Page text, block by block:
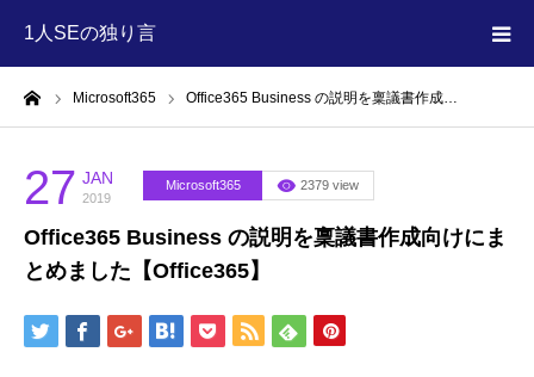
1人SEの独り言
Microsoft365 Office365 Business の説明を稟議書作成…
27 JAN
2019
Microsoft365 2379 view
Office365 Business の説明を稟議書作成向けにま
とめました【Office365】
HOME
MEGA MENU